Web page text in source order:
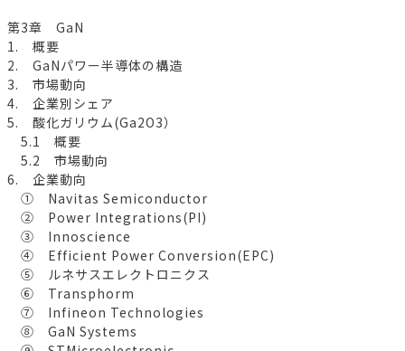
第3章 GaN
1. 概要
2. GaNパワー半導体の構造
3. 市場動向
4. 企業別シェア
5. 酸化ガリウム(Ga2O3）
5.1 概要
5.2 市場動向
6. 企業動向
① Navitas Semiconductor
② Power Integrations(PI)
③ Innoscience
④ Efficient Power Conversion(EPC)
⑤ ルネサスエレクトロニクス
⑥ Transphorm
⑦ Infineon Technologies
⑧ GaN Systems